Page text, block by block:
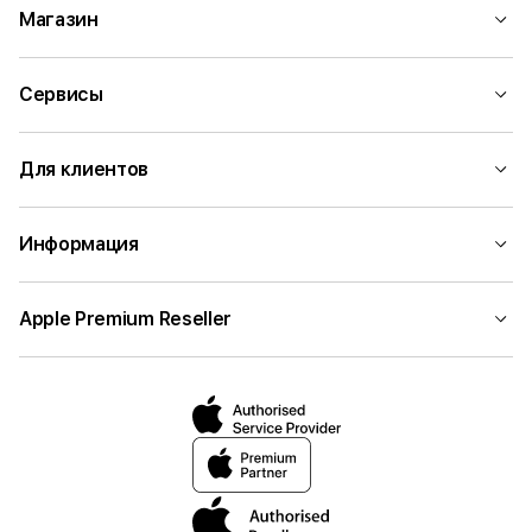
Магазин
Сервисы
Для клиентов
Информация
Apple Premium Reseller